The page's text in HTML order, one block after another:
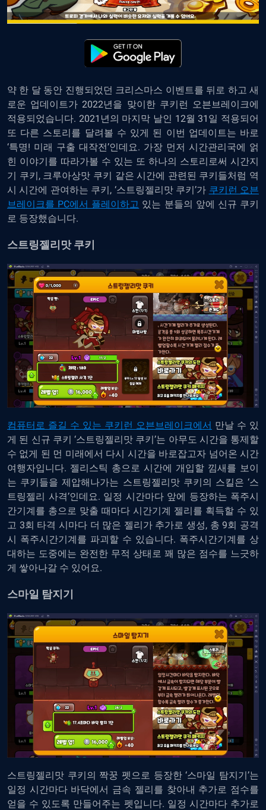
약 한 달 동안 진행되었던 크리스마스 이벤트를 뒤로 하고 새
로운 업데이트가 2022년을 맞이한 쿠키런 오븐브레이크에
적용되었습니다. 2021년의 마지막 날인 12월 31일 적용되어
또 다른 스토리를 달려볼 수 있게 된 이번 업데이트는 바로
‘특명! 미래 구출 대작전’인데요. 가장 먼저 시간관리국에 얽
힌 이야기를 따라가볼 수 있는 또 하나의 스토리로써 시간지
기 쿠키, 크루아상맛 쿠키 같은 시간에 관련된 쿠키들처럼 역
시 시간에 관여하는 쿠키, ‘스트링젤리맛 쿠키’가 쿠키런 오븐
브레이크를 PC에서 플레이하고 있는 분들의 앞에 신규 쿠키
로 등장했습니다.
스트링젤리맛 쿠키
컴퓨터로 즐길 수 있는 쿠키런 오븐브레이크에서 만날 수 있
게 된 신규 쿠키 ‘스트링젤리맛 쿠키’는 아무도 시간을 통제할
수 없게 된 먼 미래에서 다시 시간을 바로잡고자 넘어온 시간
여행자입니다. 젤리스틱 총으로 시간에 개입할 낌새를 보이
는 쿠키들을 제압해나가는 스트링젤리맛 쿠키의 스킬은 ‘스
트링젤리 사격’인데요. 일정 시간마다 앞에 등장하는 폭주시
간기계를 총으로 맞출 때마다 시간기계 젤리를 획득할 수 있
고 3회 타격 시마다 더 많은 젤리가 추가로 생성, 총 9회 공격
시 폭주시간기계를 파괴할 수 있습니다. 폭주시간기계를 상
대하는 도중에는 완전한 무적 상태로 꽤 많은 점수를 느긋하
게 쌓아나갈 수 있어요.
스마일 탐지기
스트링젤리맛 쿠키의 짝꿍 펫으로 등장한 ‘스마일 탐지기’는
일정 시간마다 바닥에서 금속 젤리를 찾아내 추가로 점수를
얻을 수 있도록 만들어주는 펫입니다. 일정 시간마다 추가로